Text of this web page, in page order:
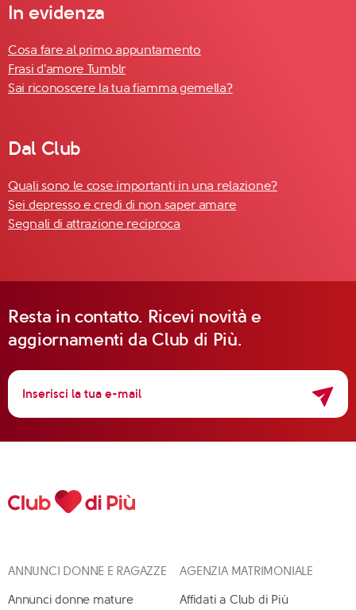
In evidenza
Cosa fare al primo appuntamento
Frasi d'amore Tumblr
Sai riconoscere la tua fiamma gemella?
Dal Club
Quali sono le cose importanti in una relazione?
Sei depresso e credi di non saper amare
Segnali di attrazione reciproca
Resta in contatto. Ricevi novità e
aggiornamenti da Club di Più.
ANNUNCI DONNE E RAGAZZE
Annunci donne mature
AGENZIA MATRIMONIALE
Affidati a Club di Più